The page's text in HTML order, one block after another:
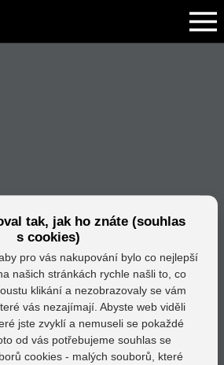
tak, jak ho znáte (souhlas
s cookies)
pro vás nakupování bylo co nejlepší
našich stránkách rychle našli to, co
klikání a nezobrazovaly se vám
vás nezajímají. Abyste web viděli
jste zvyklí a nemuseli se pokaždé
od vás potřebujeme souhlas se
cookies - malých souborů, které